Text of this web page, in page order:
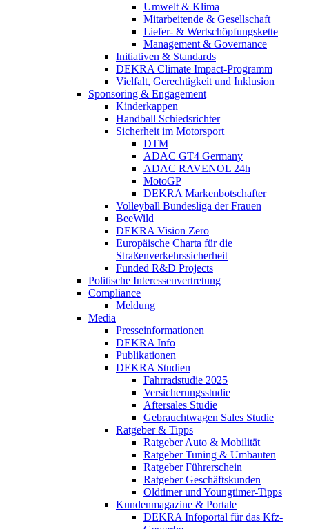
Umwelt & Klima
Mitarbeitende & Gesellschaft
Liefer- & Wertschöpfungskette
Management & Governance
Initiativen & Standards
DEKRA Climate Impact-Programm
Vielfalt, Gerechtigkeit und Inklusion​
Sponsoring & Engagement
Kinderkappen
Handball Schiedsrichter
Sicherheit im Motorsport
DTM
ADAC GT4 Germany
ADAC RAVENOL 24h
MotoGP
DEKRA Markenbotschafter
Volleyball Bundesliga der Frauen
BeeWild
DEKRA Vision Zero
Europäische Charta für die
Straßenverkehrssicherheit
Funded R&D Projects
Politische Interessenvertretung
Compliance
Meldung
Media
Presseinformationen
DEKRA Info
Publikationen
DEKRA Studien
Fahrradstudie 2025
Versicherungsstudie
Aftersales Studie
Gebrauchtwagen Sales Studie
Ratgeber & Tipps
Ratgeber Auto & Mobilität
Ratgeber Tuning & Umbauten
Ratgeber Führerschein
Ratgeber Geschäftskunden
Oldtimer und Youngtimer-Tipps
Kundenmagazine & Portale
DEKRA Infoportal für das Kfz-